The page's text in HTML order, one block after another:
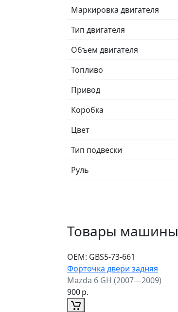
Маркировка двигателя
Тип двигателя
Объем двигателя
Топливо
Привод
Коробка
Цвет
Тип подвески
Руль
Товары машины
ОЕМ: GBS5-73-661
Форточка двери задняя
Mazda 6 GH (2007—2009)
900р.